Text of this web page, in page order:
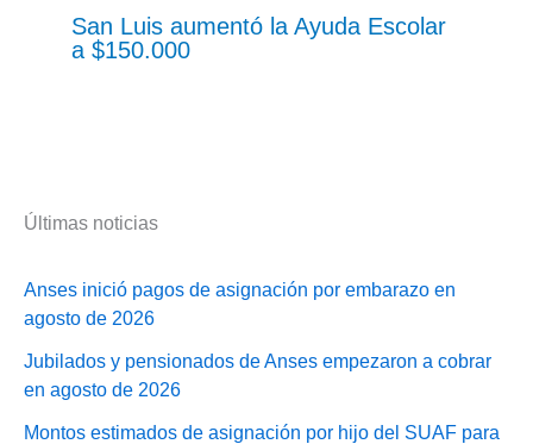
San Luis aumentó la Ayuda Escolar
a $150.000
Últimas noticias
Anses inició pagos de asignación por embarazo en
agosto de 2026
Jubilados y pensionados de Anses empezaron a cobrar
en agosto de 2026
Montos estimados de asignación por hijo del SUAF para